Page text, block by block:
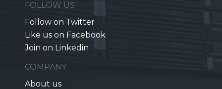
FOLLOW US
Follow on Twitter
Like us on Facebook
Join on Linkedin
COMPANY
About us